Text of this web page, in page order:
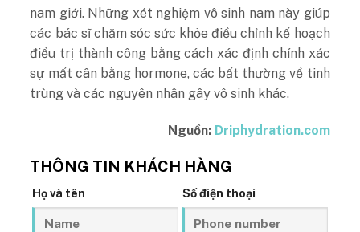
nam giới. Những xét nghiệm vô sinh nam này giúp
các bác sĩ chăm sóc sức khỏe điều chỉnh kế hoạch
điều trị thành công bằng cách xác định chính xác
sự mất cân bằng hormone, các bất thường về tinh
trùng và các nguyên nhân gây vô sinh khác.
Nguồn: Driphydration.com
THÔNG TIN KHÁCH HÀNG
Họ và tên Số điện thoại